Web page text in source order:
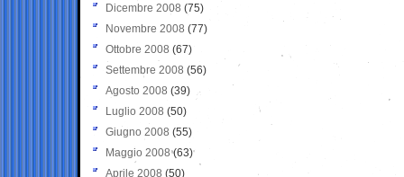
Dicembre 2008 (75)
Novembre 2008 (77)
Ottobre 2008 (67)
Settembre 2008 (56)
Agosto 2008 (39)
Luglio 2008 (50)
Giugno 2008 (55)
Maggio 2008(63)
Aprile 2008 (50)